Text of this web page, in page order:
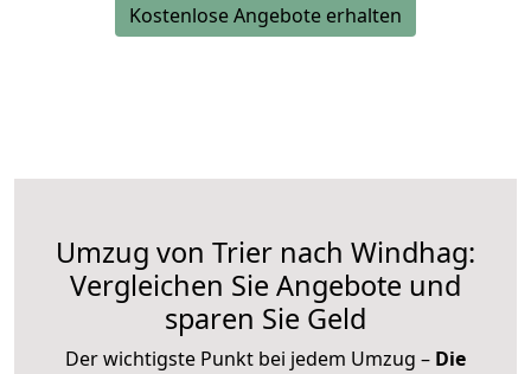
Kostenlose Angebote erhalten
Umzug von Trier nach Windhag:
Vergleichen Sie Angebote und
sparen Sie Geld
Der wichtigste Punkt bei jedem Umzug – Die